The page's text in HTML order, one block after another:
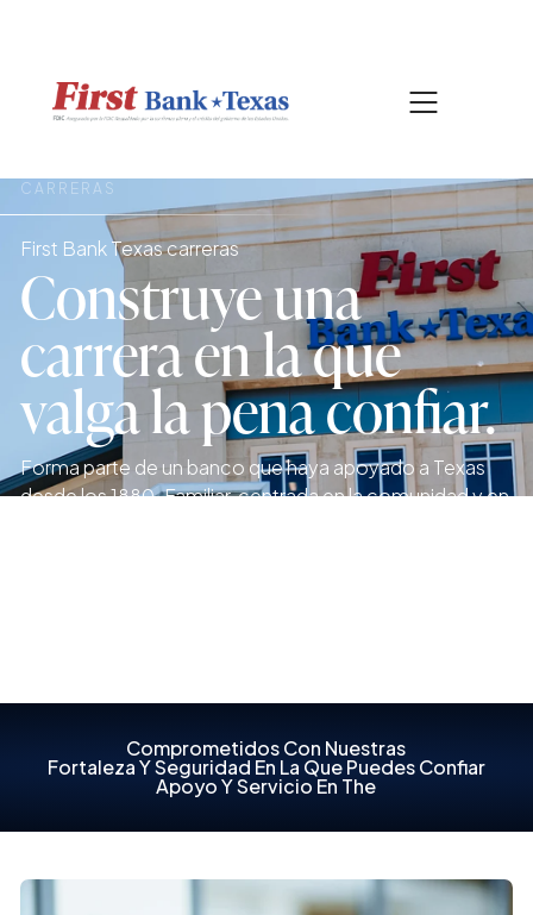
CARRERAS
First Bank Texas carreras
Construye una
carrera en la que
valga la pena confiar.
Forma parte de un banco que haya apoyado a Texas
desde los 1880. Familiar, centrada en la comunidad y en
Comprometidos Con Nuestras
Fortaleza Y Seguridad En La Que Puedes Confiar
Apoyo Y Servicio En The